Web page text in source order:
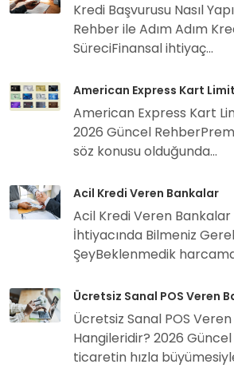
Kredi Başvurusu Nasıl
Rehber ile Adım Adım
SüreciFinansal ihtiyaç...
American Express Kart
American Express Kart
2026 Güncel
söz konusu olduğunda...
Acil Kredi Veren Bankalar
Acil Kredi Veren Bankalar
İhtiyacında Bilmeniz
ŞeyBeklenmedik
Ücretsiz Sanal POS Veren
Ücretsiz Sanal POS
Hangileridir? 2026
ticaretin hızla